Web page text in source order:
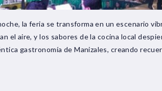
la feria se transforma en un escenario
el aire, y los sabores de la cocina local
gastronomía de Manizales, creando